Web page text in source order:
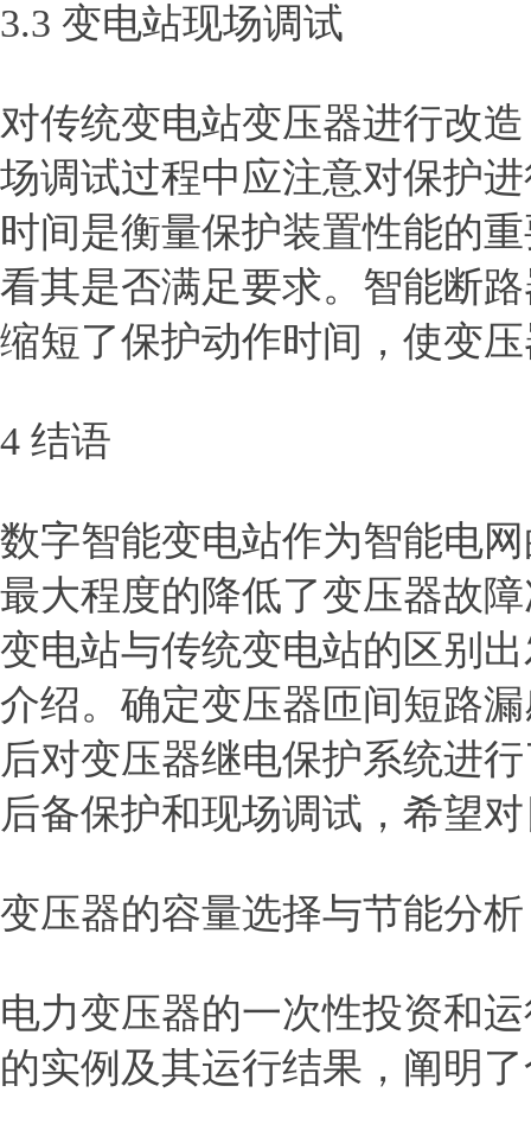
3.3 变电站现场调试
对传统变电站变压器进行改
场调试过程中应注意对保护
时间是衡量保护装置性能的
看其是否满足要求。智能断
缩短了保护动作时间，使变
4 结语
数字智能变电站作为智能电
最大程度的降低了变压器故
变电站与传统变电站的区别
介绍。确定变压器匝间短路
后对变压器继电保护系统进
后备保护和现场调试，希望
变压器的容量选择与节能分析
电力变压器的一次性投资和
的实例及其运行结果，阐明